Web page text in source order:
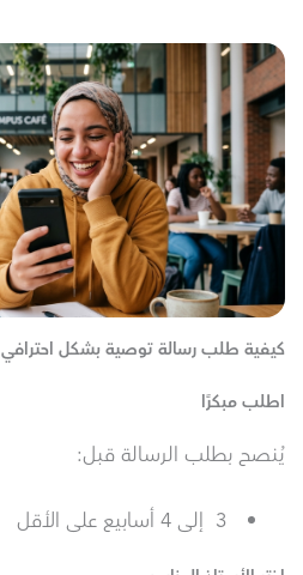
كيفية طلب رسالة توصية بشكل احترافي
اطلب مبكرًا
يُنصح بطلب الرسالة قبل: